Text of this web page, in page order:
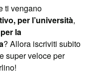
ti vengano
per l’università,
la
? Allora iscriviti subito
super veloce per